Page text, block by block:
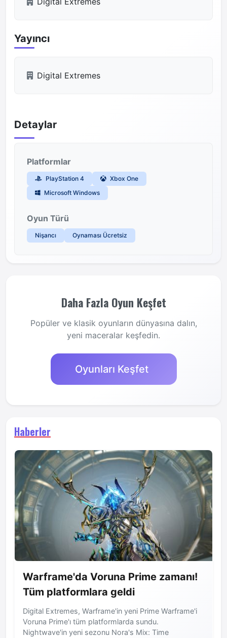
Yayıncı
Digital Extremes
Detaylar
Platformlar
PlayStation 4
Xbox One
Microsoft Windows
Oyun Türü
Nişancı Oynaması Ücretsiz
Daha Fazla Oyun Keşfet
Popüler ve klasik oyunların dünyasına dalın,
yeni maceralar keşfedin.
Oyunları Keşfet
Haberler
Warframe'da Voruna Prime zamanı!
Tüm platformlara geldi
Digital Extremes, Warframe'in yeni Prime Warframe'i
Voruna Prime'ı tüm platformlarda sundu.
Nightwave'in yeni sezonu Nora's Mix: Time